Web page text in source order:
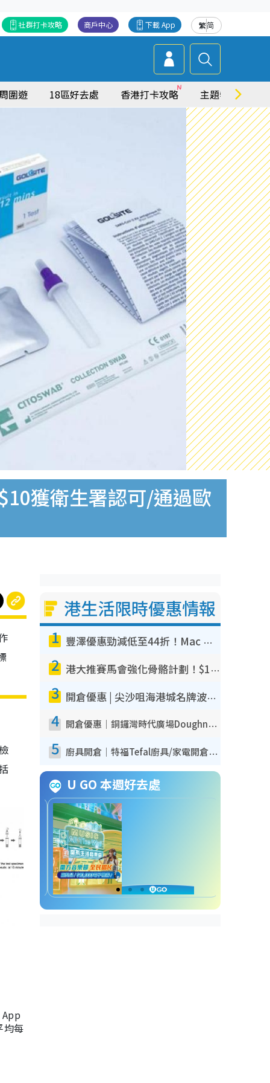
繁简
下載 App
商戶中心
社群打卡攻略
圍遊 18區好去處 香港打卡攻略 主題特集
獲衛生署認可/通過歐
均每
港生活限時優惠情報
1 豐澤優惠勁減低至44折！Mac mini/iPhone17Pro大減價！廚房家電$220起
2 港大推賽馬會強化骨骼計劃！$100骨質密度X光檢查 完成免費運動訓練送超市禮券！附參加資格
3 開倉優惠 | 尖沙咀海港城名牌波鞋開倉低至1折！On鞋$899起／Joy&Peace鞋履$98起
4 開倉優惠｜銅鑼灣時代廣場Doughnut/Campo Marzio開倉低至1折！背囊、書包、手袋劈價$200起
5 廚具開倉｜特福Tefal廚具/家電開倉低至3折！$220起買平底鍋/炒鑊/湯煲！電飯煲/吸塵機/燙斗$418起
U GO 本週好去處